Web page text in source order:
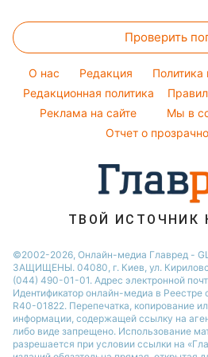
Максим Галкин
Настя Каменских
Виталий Козловский
Потап
София Ротару
Легкие десерты
Праздничное меню
Тесты по картинке
Оптические иллюзии
Народные приметы
Все о шоу-бизнесе
Магнитные бури
Погода на сегодня
Погода на завтра
Пылевая буря
Проверить
O нас Редакция
Политика
Редакционная политика
Реклама на сайте
Мы в
Отчет о
ТВОЙ ИСТОЧНИК
©2002-2026, Онлайн-медиа Главред -
ЗАЩИЩЕНЫ. 04080, г. Киев, ул.
(044) 490-01-01. Адрес электронной
Идентификатор онлайн-медиа в
R40-01822. Перепечатка, копирование
информации, содержащей ссылку на
либо виде запрещено. Использование
разрешается при условии ссылки на